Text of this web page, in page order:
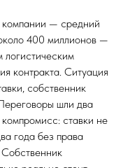
компании — средний
400 миллионов —
контракта. Ситуация
собственник
шли два
ставки не
года без права